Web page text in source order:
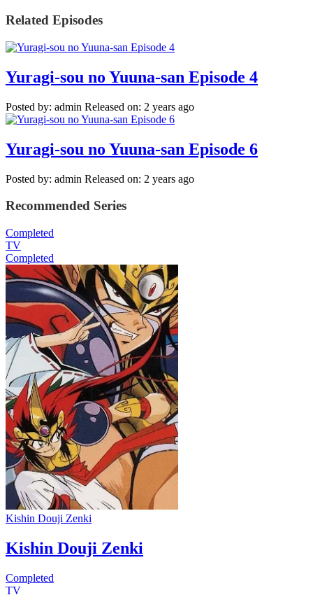
Related Episodes
Yuragi-sou no Yuuna-san Episode 4
Posted by: admin Released on: 2 years ago
Yuragi-sou no Yuuna-san Episode 6
Posted by: admin Released on: 2 years ago
Recommended Series
Completed
TV
Completed
Kishin Douji Zenki
Kishin Douji Zenki
Completed
TV